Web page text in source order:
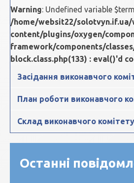
Warning: Undefined variable
/home/websit22/solotvyn.if.ua/
content/plugins/oxygen/
framework/components/
block.class.php(133) : eval()'d
Засідання виконавчого
План роботи виконавчого
Склад виконавчого
Останні